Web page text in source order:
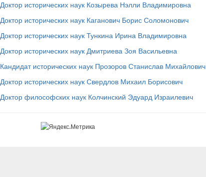
Доктор исторических наук Козырева Нэлли Владимировна
Доктор исторических наук Каганович Борис Соломонович
Доктор исторических наук Тункина Ирина Владимировна
Доктор исторических наук Дмитриева Зоя Васильевна
Кандидат исторических наук Прозоров Станислав Михайлович
Доктор исторических наук Свердлов Михаил Борисович
Доктор философских наук Колчинский Эдуард Израилевич